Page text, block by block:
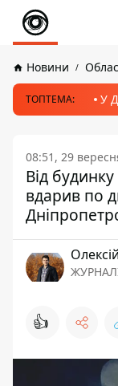
Новини
ТОПТЕМА: У
08:51, 29
Від
вдарив по
👍